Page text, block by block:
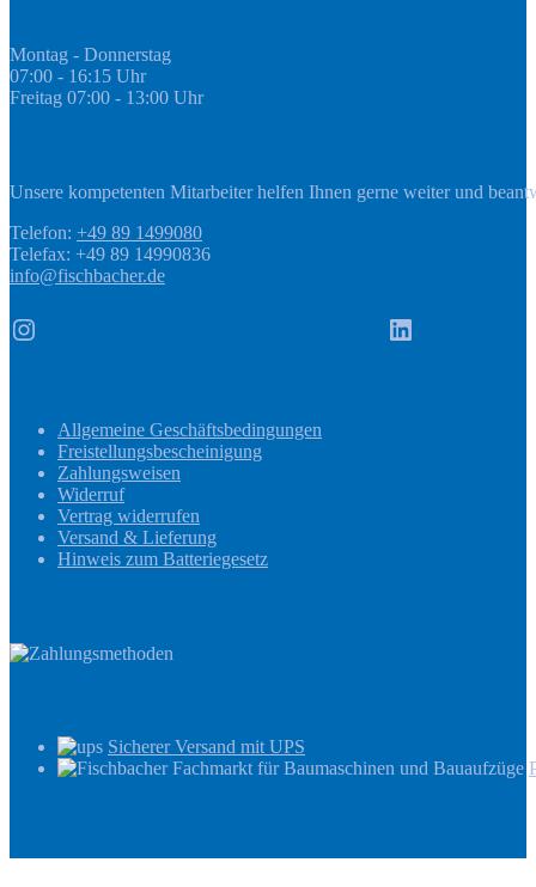
Montag - Donnerstag
07:00 - 16:15 Uhr
Freitag 07:00 - 13:00 Uhr
Unsere kompetenten Mitarbeiter helfen Ihnen gerne weiter und
Telefon: +49 89 1499080
Telefax: +49 89 14990836
info@fischbacher.de
Instagram LinkedIn
Allgemeine Geschäftsbedingungen
Freistellungsbescheinigung
Zahlungsweisen
Widerruf
Vertrag widerrufen
Versand & Lieferung
Hinweis zum Batteriegesetz
Sicherer Versand mit UPS